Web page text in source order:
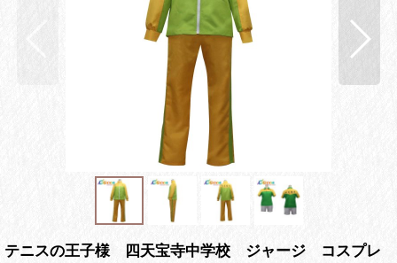
テニスの王子様 四天宝寺中学校 ジャージ コスプレ